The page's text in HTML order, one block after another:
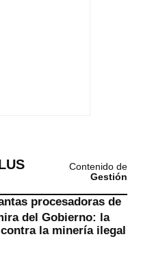
Contenido de
Gestión
procesadoras de
del Gobierno: la
la minería ilegal